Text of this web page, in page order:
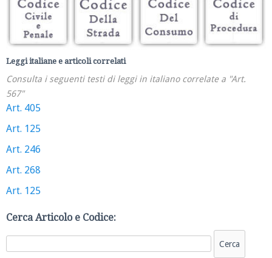
Leggi italiane e articoli correlati
Consulta i seguenti testi di leggi in italiano correlate a "Art.
567"
Art. 405
Art. 125
Art. 246
Art. 268
Art. 125
Cerca Articolo e Codice: